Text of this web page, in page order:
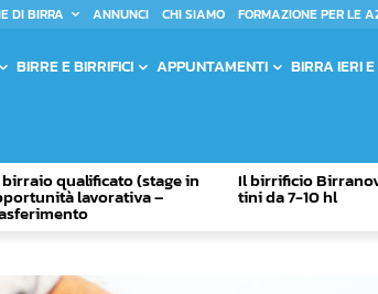
DI BIRRA ANNUNCI CHI SIAMO FORMAZIONE PER LE
BIRRE E BIRRIFICI APPUNTAMENTI BIRRA IERI E
qualificato (stage in
lavorativa –
Il birrificio
tini da 7-10 hl